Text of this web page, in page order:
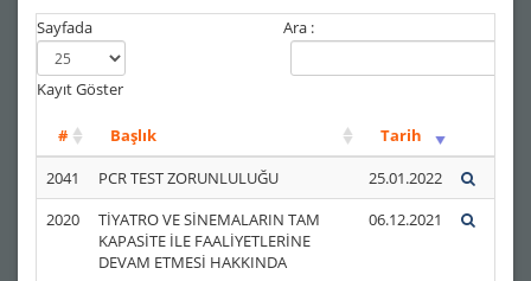
Sayfada
Kayıt Göster
Ara :
# Başlık
Tarih
2041
PCR TEST ZORUNLULUĞU
25.01.2022
2020
TİYATRO VE SİNEMALARIN TAM
KAPASİTE İLE FAALİYETLERİNE
DEVAM ETMESİ HAKKINDA
06.12.2021